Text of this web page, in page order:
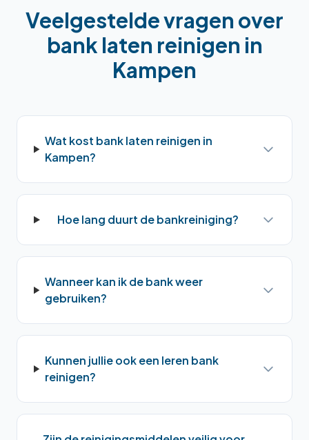
Veelgestelde vragen over
bank laten reinigen in
Kampen
Wat kost bank laten reinigen in
Kampen?
Hoe lang duurt de bankreiniging?
Wanneer kan ik de bank weer
gebruiken?
Kunnen jullie ook een leren bank
reinigen?